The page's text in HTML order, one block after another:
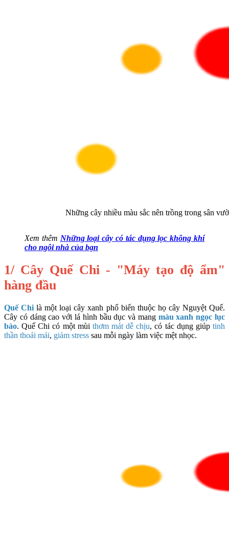
Những cây nhiều màu sắc nên trồng trong sân
Xem thêm Những loại cây có tác dụng lọc không khí
cho ngôi nhà của bạn
1/ Cây Quế Chi - "Máy tạo độ ẩm"
hàng đầu
Quế Chi là một loại cây xanh phổ biến thuộc họ cây Nguyệt Quế.
Cây có dáng cao với lá hình bầu dục và mang màu xanh ngọc lục
bảo. Quế Chi có một mùi thơm mát dễ chịu, có tác dụng giúptinh
thần thoải mái, giảm stress sau mỗi ngày làm việc mệt nhọc.